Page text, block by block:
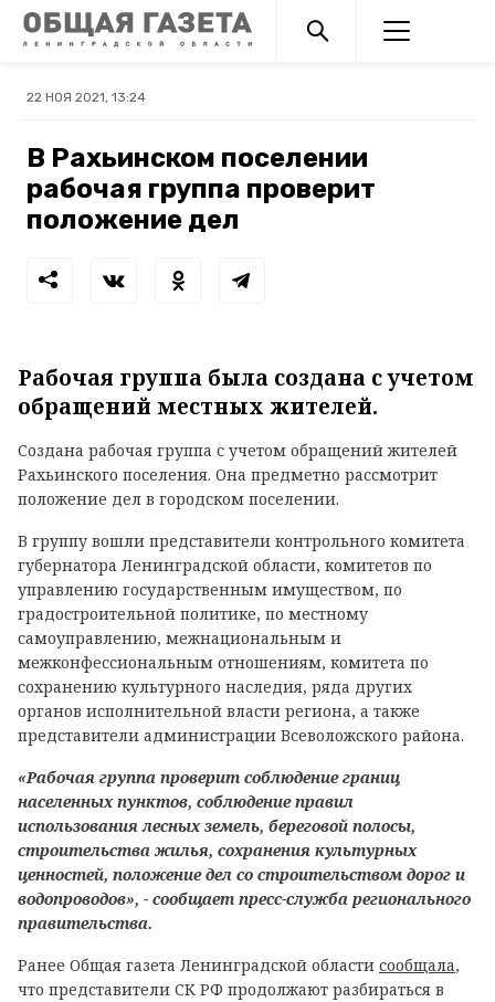
22 НОЯ 2021, 13:24
В Рахьинском поселении
рабочая группа проверит
положение дел
Рабочая группа была создана с учетом
обращений местных жителей.
Создана рабочая группа с учетом обращений жителей
Рахьинского поселения. Она предметно рассмотрит
положение дел в городском поселении.
В группу вошли представители контрольного комитета
губернатора Ленинградской области, комитетов по
управлению государственным имуществом, по
градостроительной политике, по местному
самоуправлению, межнациональным и
межконфессиональным отношениям, комитета по
сохранению культурного наследия, ряда других
органов исполнительной власти региона, а также
представители администрации Всеволожского района.
«Рабочая группа проверит соблюдение границ
населенных пунктов, соблюдение правил
использования лесных земель, береговой полосы,
строительства жилья, сохранения культурных
ценностей, положение дел со строительством дорог и
водопроводов», - сообщает пресс-служба регионального
правительства.
Ранее Общая газета Ленинградской области сообщала,
что представители СК РФ продолжают разбираться в